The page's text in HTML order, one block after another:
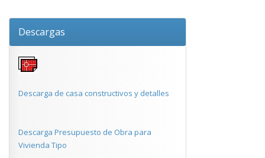
Descargas
Descarga de casa constructivos y detalles
Descarga Presupuesto de Obra para
Vivienda Tipo